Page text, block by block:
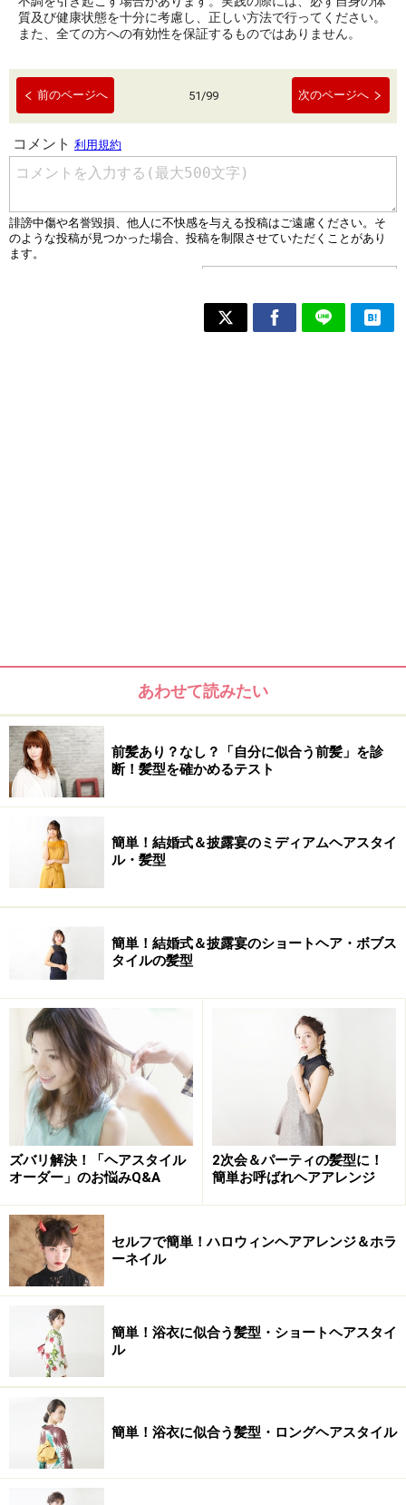
質及び健康状態を十分に考慮し、正しい方法で行ってください。
また、全ての方への有効性を保証するものではありません。
前のページへ 51 /99 次のページへ
あわせて読みたい
前髪あり？なし？「自分に似合う前髪」を診
断！髪型を確かめるテスト
簡単！結婚式＆披露宴のミディアムヘアスタイ
ル・髪型
簡単！結婚式＆披露宴のショートヘア・ボブス
タイルの髪型
ズバリ解決！「ヘアスタイル
オーダー」のお悩みQ&A
2次会＆パーティの髪型に！
簡単お呼ばれヘアアレンジ
セルフで簡単！ハロウィンヘアアレンジ＆ホラ
ーネイル
簡単！浴衣に似合う髪型・ショートヘアスタイ
ル
簡単！浴衣に似合う髪型・ロングヘアスタイル